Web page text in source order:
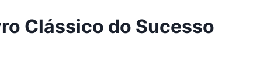
Clássico do Sucesso